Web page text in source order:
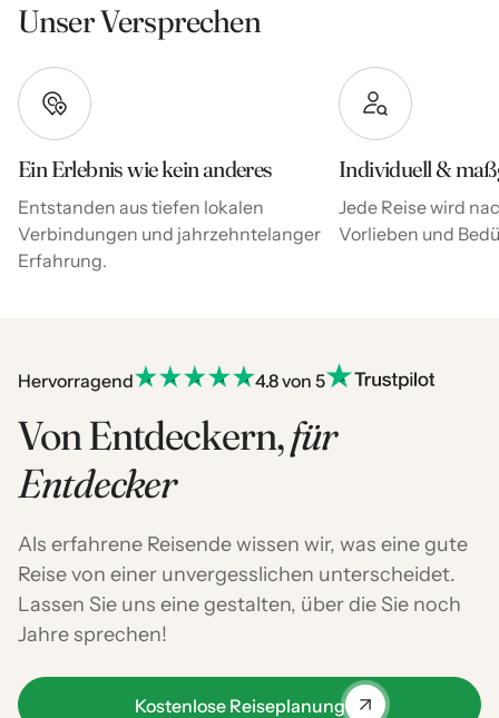
Unser Versprechen
Ein Erlebnis wie kein anderes
Entstanden aus tiefen lokalen
Verbindungen und jahrzehntelanger
Erfahrung.
Individuell &
Jede Reise wird
Vorlieben und
Hervorragend 4.8 von 5
Von Entdeckern,für
Entdecker
Als erfahrene Reisende wissen wir, was eine gute
Reise von einer unvergesslichen unterscheidet.
Lassen Sie uns eine gestalten, über die Sie noch
Jahre sprechen!
Kostenlose Reiseplanung